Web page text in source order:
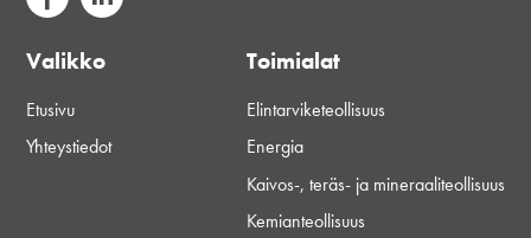
Valikko
Etusivu
Yhteystiedot
Toimialat
Elintarviketeollisuus
Energia
Kaivos-, teräs- ja mineraaliteollisuus
Kemianteollisuus